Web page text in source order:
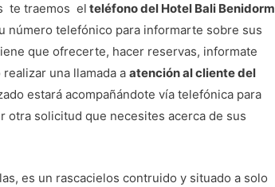
te traemos el teléfono del Hotel Bali Benidorm
número telefónico para informarte sobre sus
que ofrecerte, hacer reservas, informate
una llamada aatención al cliente del
estará acompañándote vía telefónica para
otra solicitud que necesites acerca de sus
es un rascacielos contruido y situado a solo